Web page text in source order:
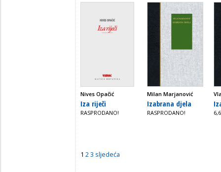
Nives Opačić
Iza riječi
RASPRODANO!
Milan Marjanović
Izabrana djela
RASPRODANO!
1 23 sljedeća